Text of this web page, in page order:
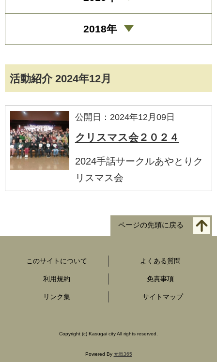
活動紹介 2024年12月
公開日：2024年12月09日
クリスマス会２０２４
2024手話サークルあやとりク
リスマス会
2018年
ページの先頭に戻る
このサイトについて よくある質問
利用規約 免責事項
リンク集 サイトマップ
Copyright (c) Kasugai city All rights reserved.
Powered By 元気365